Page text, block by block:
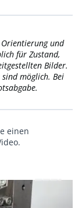
und
für Zustand,
Bilder.
möglich. Bei
einen